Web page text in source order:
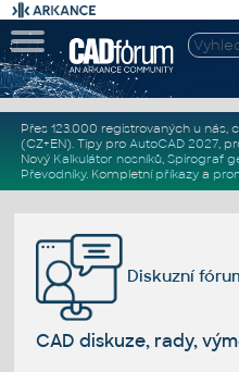
Přes 123.000 registrovaných u nás,
(CZ+EN). Tipy pro AutoCAD 2027,
Nový Kalkulátor nosníků, Spirograf
Převodníky. Kompletní příkazya
Diskuzní
CAD diskuze, rady,